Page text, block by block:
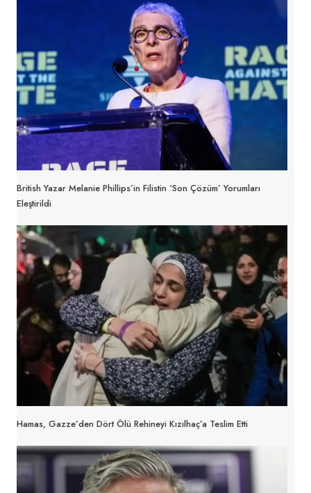
British Yazar Melanie Phillips’in Filistin ‘son Çözüm’ Yorumları
Eleştirildi
Hamas, Gazze’den Dört Ölü Rehineyi Kızılhaç’a Teslim Etti